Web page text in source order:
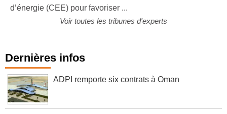
à "renforcer" le recours aux certificats d'économie
Dernières infos